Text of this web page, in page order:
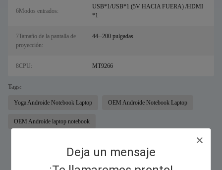
Deja un mensaje
6Modos entrados:
USB*1/USB*1 (5V HACIA FUERA) /HDMI
*1
7Tamaño de la pantalla de
proyección:
44--200 pulgadas
8CPU: MT9266
Tags:
Yoga Androide Notebook Laptop OEM Androide Notebook Laptop
OEM Androide laptop notebook
Similar Products